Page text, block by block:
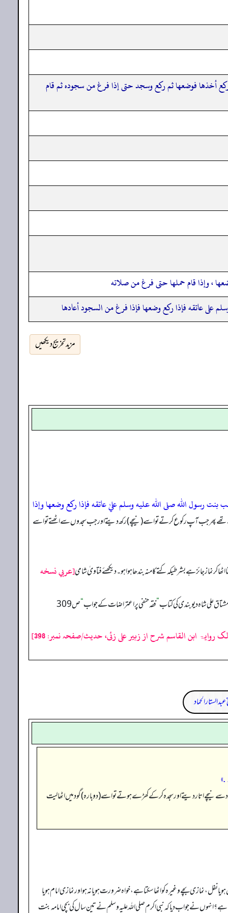
أخذها فوضعها ثم ركع وسجد حتى إذا فرغ من سجوده ثم قام
، وإذا قام حملها حتى فرغ من صلاته
على عاتقه فإذا ركع وضعها فإذا فرغ من السجود أعادها
مزید تخریج دیکھیں
رسول الله صلى الله عليه وسلم عليٰ عاتقه فإذا ركع وضعها وإذا
ہوئے تھے پھر جب آپ رکوع کرتے تو اسے (نیچے) رکھ دیتے اور جب سجدوں سے اٹھتے تو اسے
کر نماز جائز ہے بشرطیکہ کتے کا منہ بندھا ہوا ہو۔ دیکھئے فتاویٰ شامی[عربي نسخه
”فقہ حنفی پر اعتراضات کے جواب“ص309
روایۃ ابن القاسم شرح از زبیر علی زئی، حدیث/صفحہ نمبر: 398]
عبدالستار الحماد
سے نیچے اتار دیتے اور سجدہ کر کے کھڑے ہوتے تو اسے (دوبارہ) گود میں اٹھا لیت
نمازی بچے وغیرہ کو اٹھا سکتا ہے، خواہ ضرورت ہو یا نہ ہو اور نمازی امام ہو یا
انہوں نے جواب دیا کہ نبی اکرم صلی اللہ علیہ وسلم نے تین سال کی بچی امامہ بنت